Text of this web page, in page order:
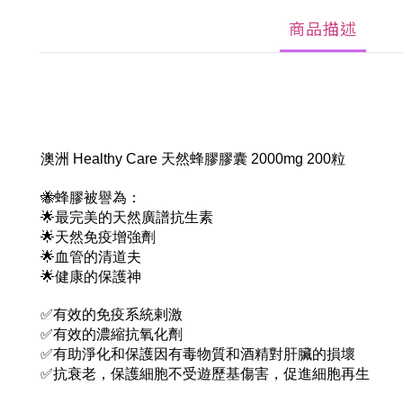
商品描述
澳洲 Healthy Care 天然蜂膠膠囊 2000mg 200粒
🐝蜂膠被譽為：
🌟最完美的天然廣譜抗生素
🌟天然免疫增強劑
🌟血管的清道夫
🌟健康的保護神
✅有效的免疫系統剌激
✅有效的濃縮抗氧化劑
✅有助淨化和保護因有毒物質和酒精對肝臟的損壞
✅抗衰老，保護細胞不受遊歷基傷害，促進細胞再生